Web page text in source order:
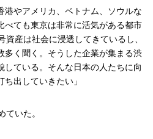
港やアメリカ、ベトナム、ソウルな
べても東京は非常に活気がある都市
産は社会に浸透してきているし、
多く聞く。そうした企業が集まる渋
ている。そんな日本の人たちに向
出していきたい」
ていた。